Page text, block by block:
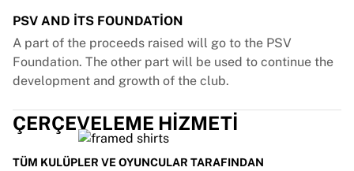
PSV AND ITS FOUNDATION
A part of the proceeds raised will go to the PSV
Foundation. The other part will be used to continue the
development and growth of the club.
ÇERÇEVELEME HIZMETI
TÜM KULÜPLER VE OYUNCULAR TARAFINDAN